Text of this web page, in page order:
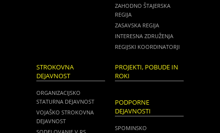
ZAHODNO ŠTAJERSKA
REGIJA
ZASAVSKA REGIJA
INTERESNA ZDRUŽENJA
REGIJSKI KOORDINATORJI
STROKOVNA
DEJAVNOST
ORGANIZACIJSKO
STATURNA DEJAVNOST
VOJAŠKO STROKOVNA
DEJAVNOST
PROJEKTI, POBUDE IN
ROKI
PODPORNE
DEJAVNOSTI
SPOMINSKO